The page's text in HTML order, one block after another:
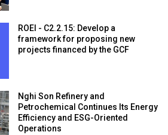
ROEI - C2.2.15: Develop a
framework for proposing new
projects financed by the GCF
Nghi Son Refinery and
Petrochemical Continues Its Energy
Efficiency and ESG-Oriented
Operations